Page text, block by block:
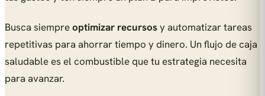
Busca siempreoptimizar recursosy automatizar tareas
repetitivas para ahorrar tiempo y dinero. Un flujo de caja
saludable es el combustible que tu estrategia necesita
para avanzar.